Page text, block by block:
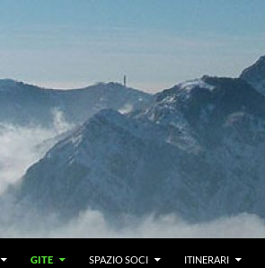
GITE SPAZIO SOCI ITINERARI